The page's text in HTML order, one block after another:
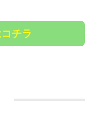
チラ